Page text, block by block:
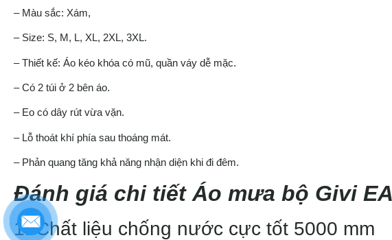
– Màu sắc: Xám,
– Size: S, M, L, XL, 2XL, 3XL.
– Thiết kế: Áo kéo khóa có mũ, quần váy dễ mặc.
– Có 2 túi ở 2 bên áo.
– Eo có dây rút vừa vặn.
– Lỗ thoát khí phía sau thoáng mát.
– Phản quang tăng khả năng nhận diện khi đi đêm.
Đánh giá chi tiết Áo mưa bộ Givi
1. Chất liệu chống nước cực tốt 5000 mm